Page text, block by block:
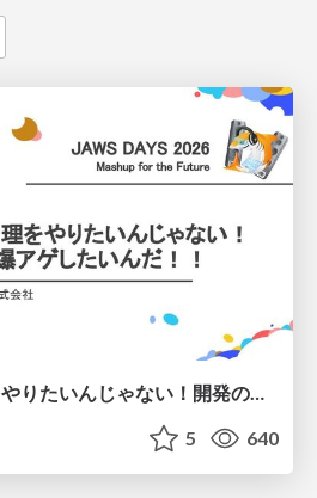
オレ達はAWS管理をやりたいんじゃない！開発の生産性を爆アゲしたいんだ！！
5 640